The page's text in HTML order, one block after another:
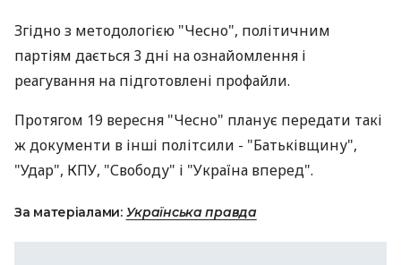
Згідно з методологією "Чесно", політичним
партіям дається 3 дні на ознайомлення і
реагування на підготовлені профайли.
Протягом 19 вересня "Чесно" планує передати такі
ж документи в інші політсили - "Батьківщину",
"Удар", КПУ, "Свободу" і "Україна вперед".
За матеріалами: Українська правда